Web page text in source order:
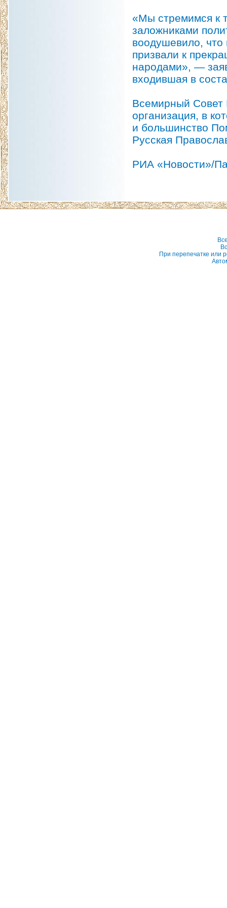
«Мы стремимся к
заложниками
воодушевило, что
призвали к
народами», —
входившая в
Всемирный Совет
организация, в
и большинство
Русская
РИА «Новости»/
При перепечатке или